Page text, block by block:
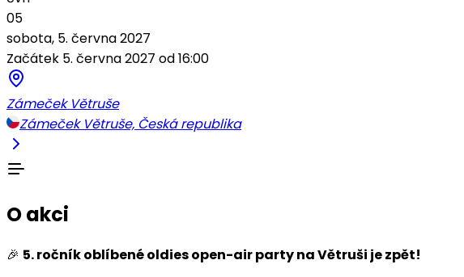
05
sobota, 5. června 2027
Začátek 5. června 2027 od 16:00
Zámeček Větruše
Zámeček Větruše, Česká republika
O akci
🎉 5. ročník oblíbené oldies open-air party na Větruši je zpět!